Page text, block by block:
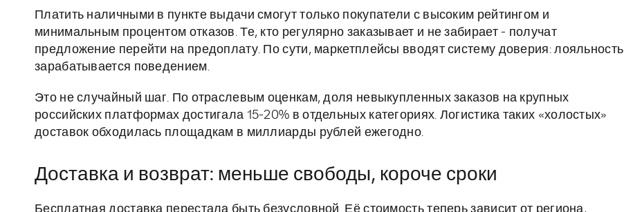
Платить наличными в пункте выдачи смогут только покупатели с высоким рейтингом и
минимальным процентом отказов. Те, кто регулярно заказывает и не забирает - получат
предложение перейти на предоплату. По сути, маркетплейсы вводят систему доверия: лояльность
зарабатывается поведением.
Это не случайный шаг. По отраслевым оценкам, доля невыкупленных заказов на крупных
российских платформах достигала 15-20% в отдельных категориях. Логистика таких «холостых»
доставок обходилась площадкам в миллиарды рублей ежегодно.
Доставка и возврат: меньше свободы, короче сроки